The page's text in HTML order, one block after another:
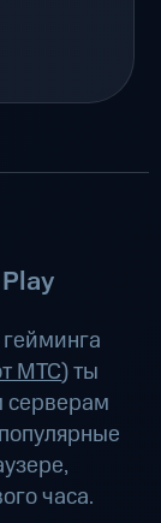
МТС) ты
серверам
часа.